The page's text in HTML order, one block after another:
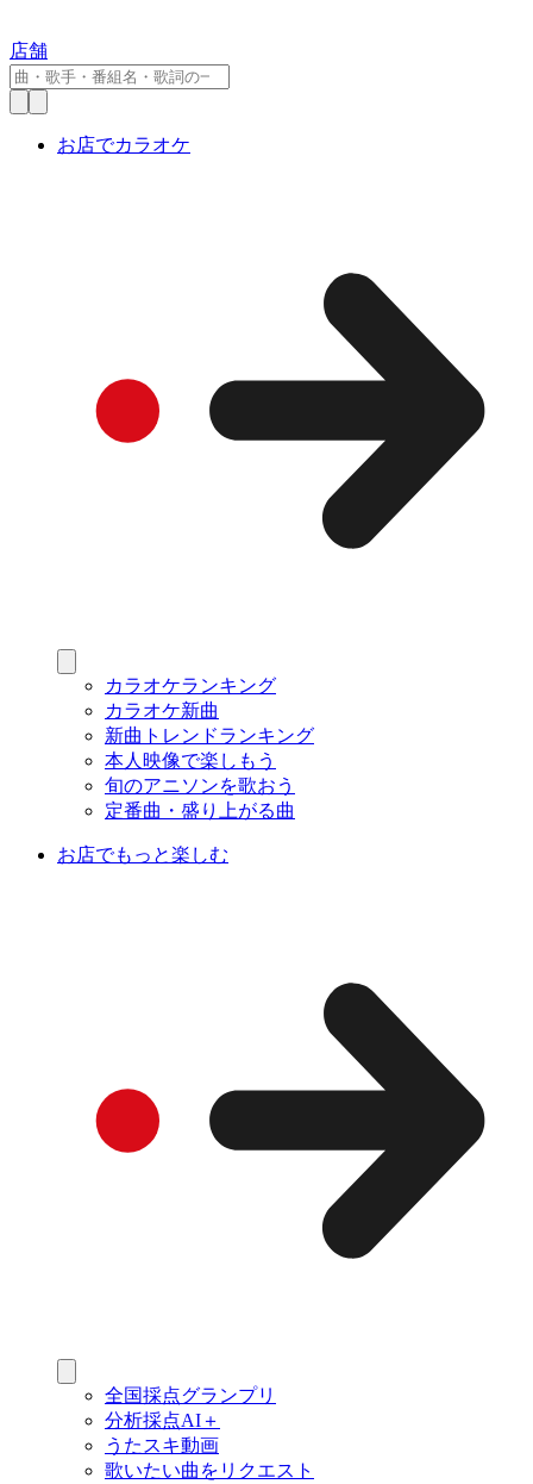
店舗
お店でカラオケ
カラオケランキング
カラオケ新曲
新曲トレンドランキング
本人映像で楽しもう
旬のアニソンを歌おう
定番曲・盛り上がる曲
お店でもっと楽しむ
全国採点グランプリ
分析採点AI＋
うたスキ動画
歌いたい曲をリクエスト